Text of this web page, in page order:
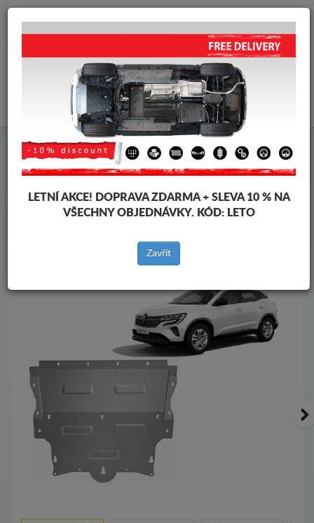
info@krytpodmotor.com
Kryt pod motor Renault Kryt pod motor Renault Austral
vozidel
Značky vozidel
Zpět na produkty
LETNÍ AKCE! DOPRAVA ZDARMA + SLEVA 10 % NA
VŠECHNY OBJEDNÁVKY. KÓD: LETO
Zavřít